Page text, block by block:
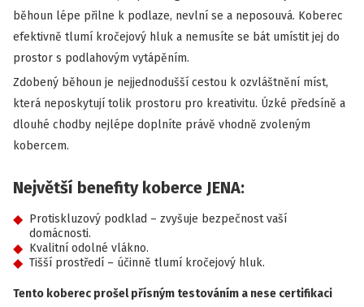
běhoun lépe přilne k podlaze, nevlní se a neposouvá. Koberec
efektivně tlumí kročejový hluk a nemusíte se bát umístit jej do
prostor s podlahovým vytápěním.
Zdobený běhoun je nejjednodušší cestou k ozvláštnění míst,
která neposkytují tolik prostoru pro kreativitu. Úzké předsíně a
dlouhé chodby nejlépe doplníte právě vhodně zvoleným
kobercem.
Největší benefity koberce JENA:
Protiskluzový podklad – zvyšuje bezpečnost vaší
domácnosti.
Kvalitní odolné vlákno.
Tišší prostředí – účinně tlumí kročejový hluk.
Tento koberec prošel přísným testováním a nese certifikaci